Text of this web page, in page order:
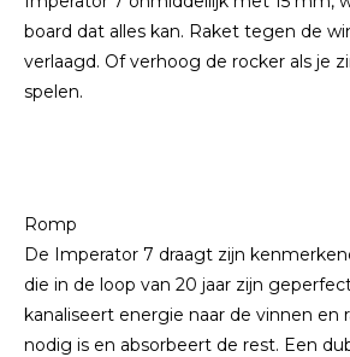
board dat alles kan. Raket tegen de
verlaagd. Of verhoog de rocker als je
spelen.
Romp
De Imperator 7 draagt ​​zijn
die in de loop van 20 jaar zijn
kanaliseert energie naar de vinnen en
nodig is en absorbeert de rest. Een